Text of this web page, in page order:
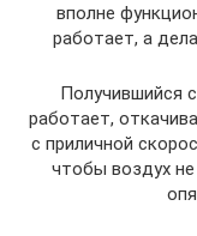
вполне
работает, а
Получившийся
работает,
с приличной
чтобы воздух не